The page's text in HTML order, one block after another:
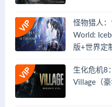
怪物猎人
World:
版+世界定
生化危机8
Village（豪